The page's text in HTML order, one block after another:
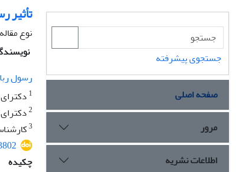
تأثیر
نوع
رسول
1
2
3
چکیده
جستجوی پیشرفته
صفحه اصلی
مرور
اطلاعات نشریه